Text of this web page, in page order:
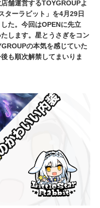
舗運営するTOYGROUPよ
ターラビット」を4月29日
た。今回はOPENに先立
します。星とうさぎをコン
の本気を感じていた
も順次解禁してまいりま